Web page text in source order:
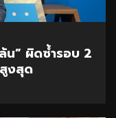
” ผิดซ้ำรอบ 2
งสุด